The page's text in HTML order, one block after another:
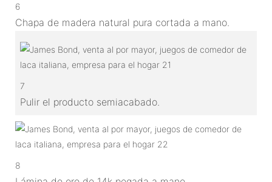
6
Chapa de madera natural pura cortada a mano.
7
Pulir el producto semiacabado.
8